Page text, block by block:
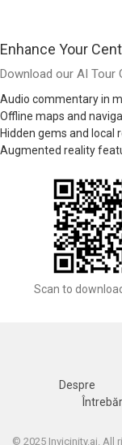
Enhance Your
Download our AI Tour
Audio commentary in
Offline maps and
Hidden gems and local
Augmented reality
Scan to
Despre
© 2025 Invicinity.ai. All